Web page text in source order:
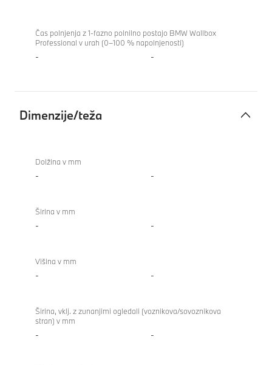
Čas polnjenja z 1-fazno polnilno postajo BMW Wallbox
Professional v urah (0–100 % napolnjenosti)
- -
Dimenzije/teža
Dolžina v mm
- -
Širina v mm
- -
Višina v mm
- -
Širina, vklj. z zunanjimi ogledali (voznikova/sovoznikova
stran) v mm
- -